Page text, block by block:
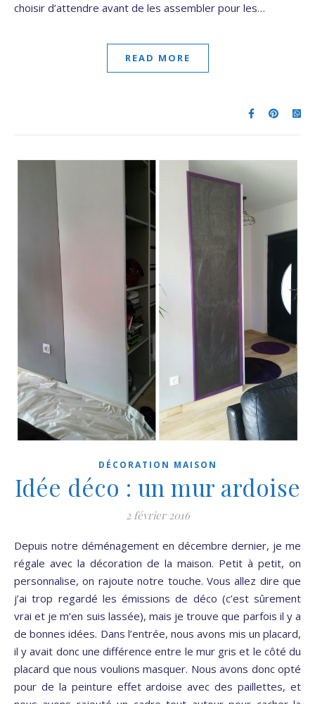
choisir d’attendre avant de les assembler pour les…
READ MORE
DÉCORATION MAISON
Idée déco : un mur ardoise
2 février 2016
Depuis notre déménagement en décembre dernier, je me
régale avec la décoration de la maison. Petit à petit, on
personnalise, on rajoute notre touche. Vous allez dire que
j’ai trop regardé les émissions de déco (c’est sûrement
vrai et je m’en suis lassée), mais je trouve que parfois il y a
de bonnes idées. Dans l’entrée, nous avons mis un placard,
il y avait donc une différence entre le mur gris et le côté du
placard que nous voulions masquer. Nous avons donc opté
pour de la peinture effet ardoise avec des paillettes, et